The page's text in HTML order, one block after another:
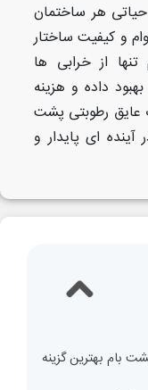
هر ساختمان
و کیفیت ساختار
تنها از خرابی ها
داده و هزینه
عایق رطوبتی پشت
ای پایدار و
بام بهترین گزینه